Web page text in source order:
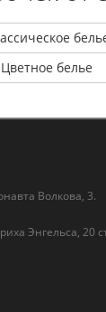
Цветное белье
Волкова, 3.
Энгельса, 20